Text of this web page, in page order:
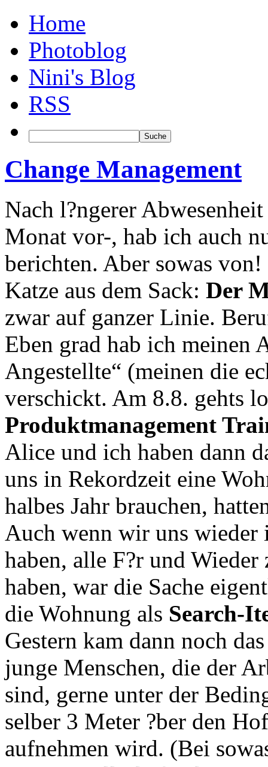
Home
Photoblog
Nini's Blog
RSS
Change Management
Nach l?ngerer
Monat vor-, hab ich auch
berichten. Aber sowas
Katze aus dem Sack: Der
zwar auf ganzer Linie.
Eben grad hab ich meinen
Angestellte“ (meinen die
verschickt. Am 8.8. gehts
Produktmanagement
Alice und ich haben dann
uns in Rekordzeit eine
halbes Jahr brauchen,
Auch wenn wir uns wieder
haben, alle F?r und Wieder
haben, war die Sache
die Wohnung als Search-
Gestern kam dann noch
junge Menschen, die der
sind, gerne unter der
selber 3 Meter ?ber den
aufnehmen wird. (Bei